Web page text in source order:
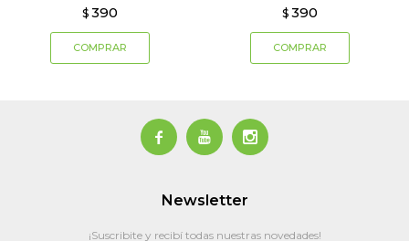
$ 390 $ 390
  
Newsletter
¡Suscribite y recibí todas nuestras novedades!